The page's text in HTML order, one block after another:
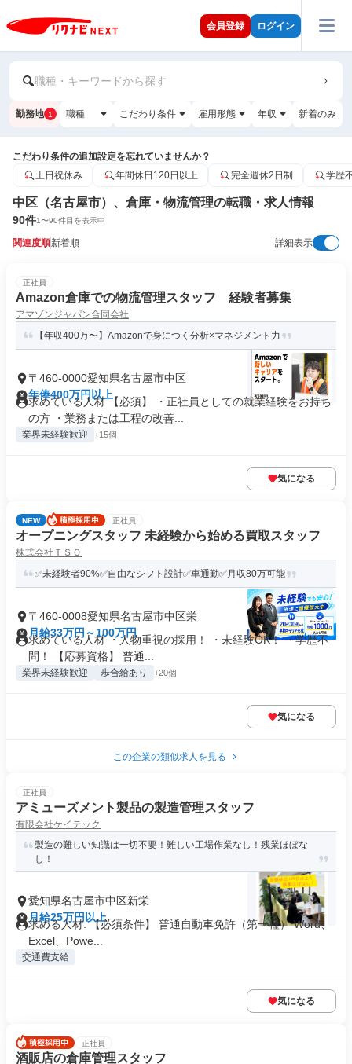
会員登録 ログイン
職種・キーワードから探す
勤務地 1 職種 こだわり条件 雇用形態 年収 新着のみ
こだわり条件の追加設定を忘れていませんか？
土日祝休み
年間休日120日以上 完全週休2日制 学歴
中区（名古屋市）、倉庫・物流管理の転職・求人情報
90件1〜90件目を表示中
関連度順新着順 詳細表示
正社員
Amazon倉庫での物流管理スタッフ 経験者募集
アマゾンジャパン合同会社
【年収400万〜】Amazonで身につく分析×マネジメント力
〒460-0000愛知県名古屋市中区
年俸400万円以上
求めている人材 【必須】 ・正社員としての就業経験をお持ち
の方 ・業務または工程の改善...
業界未経験歓迎 +15個
気になる
NEW 正社員
オープニングスタッフ 未経験から始める買取スタッフ
株式会社ＴＳＯ
✅未経験者90%✅自由なシフト設計✅車通勤✅月収80万可能
〒460-0008愛知県名古屋市中区栄
月給33万円～100万円
求めている人材 ・人物重視の採用！ ・未経験OK！ ・学歴不
問！ 【応募資格】 普通...
業界未経験歓迎 歩合給あり +20個
気になる
この企業の類似求人を見る
正社員
アミューズメント製品の製造管理スタッフ
有限会社ケイテック
製造の難しい知識は一切不要！難しい工場作業なし！残業ほぼな
し！
愛知県名古屋市中区新栄
月給25万円以上
求める人材: 【必須条件】 普通自動車免許（第一種） Word、
Excel、Powe...
交通費支給
気になる
正社員
酒販店の倉庫管理スタッフ